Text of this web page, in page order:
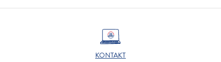
KONTAKT